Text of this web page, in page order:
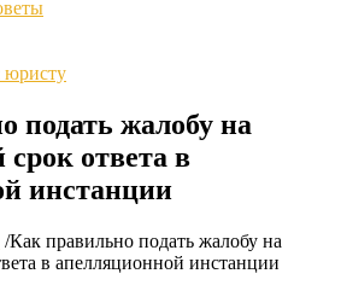
юристу
подать жалобу на
ответа в
инстанции
/Как правильно подать жалобу на
в апелляционной инстанции